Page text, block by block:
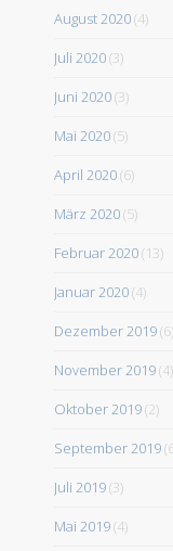
August 2020(4)
Juli 2020(3)
Juni 2020(3)
Mai 2020(5)
April 2020(6)
März 2020(5)
Februar 2020(13)
Januar 2020(4)
Dezember 2019(6)
November 2019(4)
Oktober 2019(2)
September 2019
Juli 2019(3)
Mai 2019(4)